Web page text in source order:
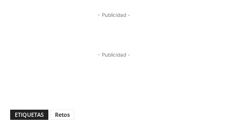
- Publicidad -
- Publicidad -
ETIQUETAS Retos